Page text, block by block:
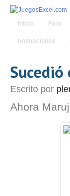
Inicio Foro
Animaciones
Escrito por
Ahora